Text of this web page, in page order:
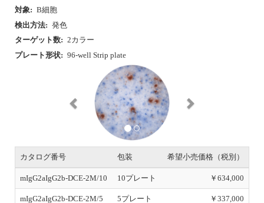
対象: B細胞
検出方法: 発色
ターゲット数: 2カラー
プレート形状: 96-well Strip plate
v
s
t
カタログ番号 包装 希望小売価格（税別）
mIgG2aIgG2b-DCE-2M/10 10プレート ￥634,000
mIgG2aIgG2b-DCE-2M/5 5プレート ￥337,000